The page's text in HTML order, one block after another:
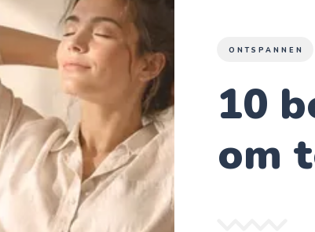
ONTSPANNEN
10
om